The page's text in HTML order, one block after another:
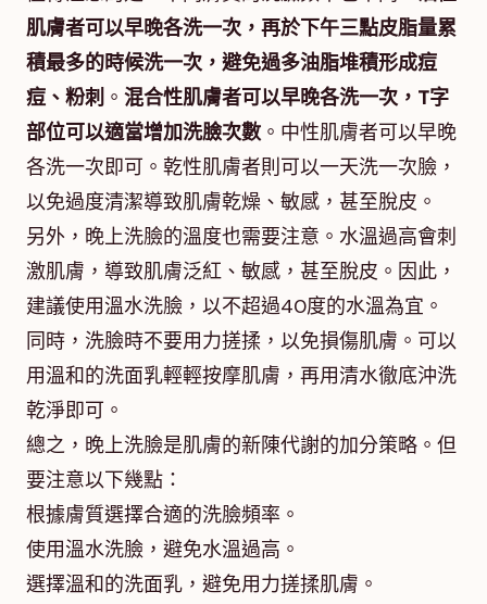
肌膚者可以早晚各洗一次，再於下午三點皮脂量累
積最多的時候洗一次，避免過多油脂堆積形成痘
痘、粉刺 。 混合性肌膚者可以早晚各洗一次，T字
部位可以適當增加洗臉次數 。中性肌膚者可以早晚
各洗一次即可。乾性肌膚者則可以一天洗一次臉，
以免過度清潔導致肌膚乾燥、敏感，甚至脫皮。
另外，晚上洗臉的溫度也需要注意。水溫過高會刺
激肌膚，導致肌膚泛紅、敏感，甚至脫皮。因此，
建議使用溫水洗臉，以不超過40度的水溫為宜。
同時，洗臉時不要用力搓揉，以免損傷肌膚。可以
用溫和的洗面乳輕輕按摩肌膚，再用清水徹底沖洗
乾淨即可。
總之，晚上洗臉是肌膚的新陳代謝的加分策略。但
要注意以下幾點：
根據膚質選擇合適的洗臉頻率。
使用溫水洗臉，避免水溫過高。
選擇溫和的洗面乳，避免用力搓揉肌膚。